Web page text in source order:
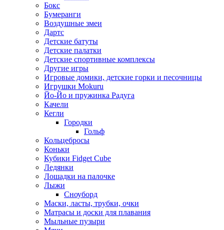
Бокс
Бумеранги
Воздушные змеи
Дартс
Детские батуты
Детские палатки
Детские спортивные комплексы
Другие игры
Игровые домики, детские горки и песочницы
Игрушки Mokuru
Йо-Йо и пружинка Радуга
Качели
Кегли
Городки
Гольф
Кольцебросы
Коньки
Кубики Fidget Cube
Ледянки
Лошадки на палочке
Лыжи
Сноуборд
Маски, ласты, трубки, очки
Матрасы и доски для плавания
Мыльные пузыри